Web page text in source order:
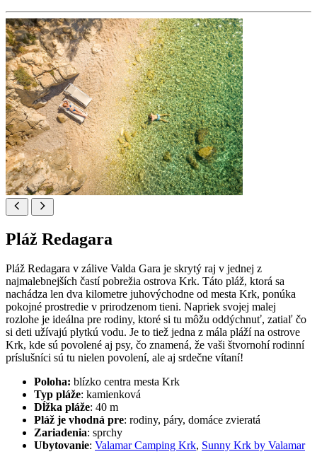
Pláž Redagara
Pláž Redagara v zálive Valda Gara je skrytý raj v jednej z
najmalebnejších častí pobrežia ostrova Krk. Táto pláž, ktorá sa
nachádza len dva kilometre juhovýchodne od mesta Krk, ponúka
pokojné prostredie v prirodzenom tieni. Napriek svojej malej
rozlohe je ideálna pre rodiny, ktoré si tu môžu oddýchnuť, zatiaľ čo
si deti užívajú plytkú vodu. Je to tiež jedna z mála pláží na ostrove
Krk, kde sú povolené aj psy, čo znamená, že vaši štvornohí rodinní
príslušníci sú tu nielen povolení, ale aj srdečne vítaní!
Poloha: blízko centra mesta Krk
Typ pláže: kamienková
Dĺžka pláže: 40 m
Pláž je vhodná pre: rodiny, páry, domáce zvieratá
Zariadenia: sprchy
Ubytovanie: Valamar Camping Krk, Sunny Krk by Valamar